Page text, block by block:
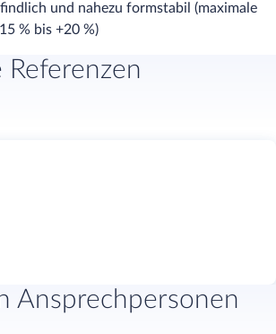
und nahezu formstabil (maximale
% bis +20 %)
Ansprechpersonen